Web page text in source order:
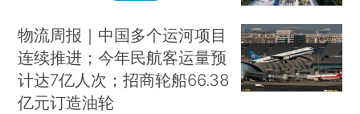
物流周报｜中国多个运河项目
连续推进；今年民航客运量预
计达7亿人次；招商轮船66.38
亿元订造油轮